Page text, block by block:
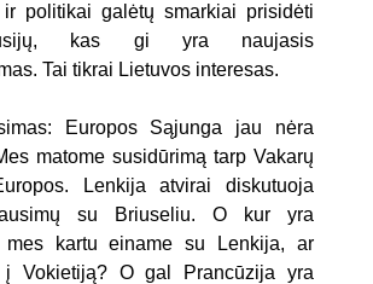
ir politikai galėtų smarkiai prisidėti
kas gi yra naujasis
Tai tikrai Lietuvos interesas.
Europos Sąjunga jau nėra
matome susidūrimą tarp Vakarų
Lenkija atvirai diskutuoja
su Briuseliu. O kur yra
mes kartu einame su Lenkija, ar
į Vokietiją? O gal Prancūzija yra